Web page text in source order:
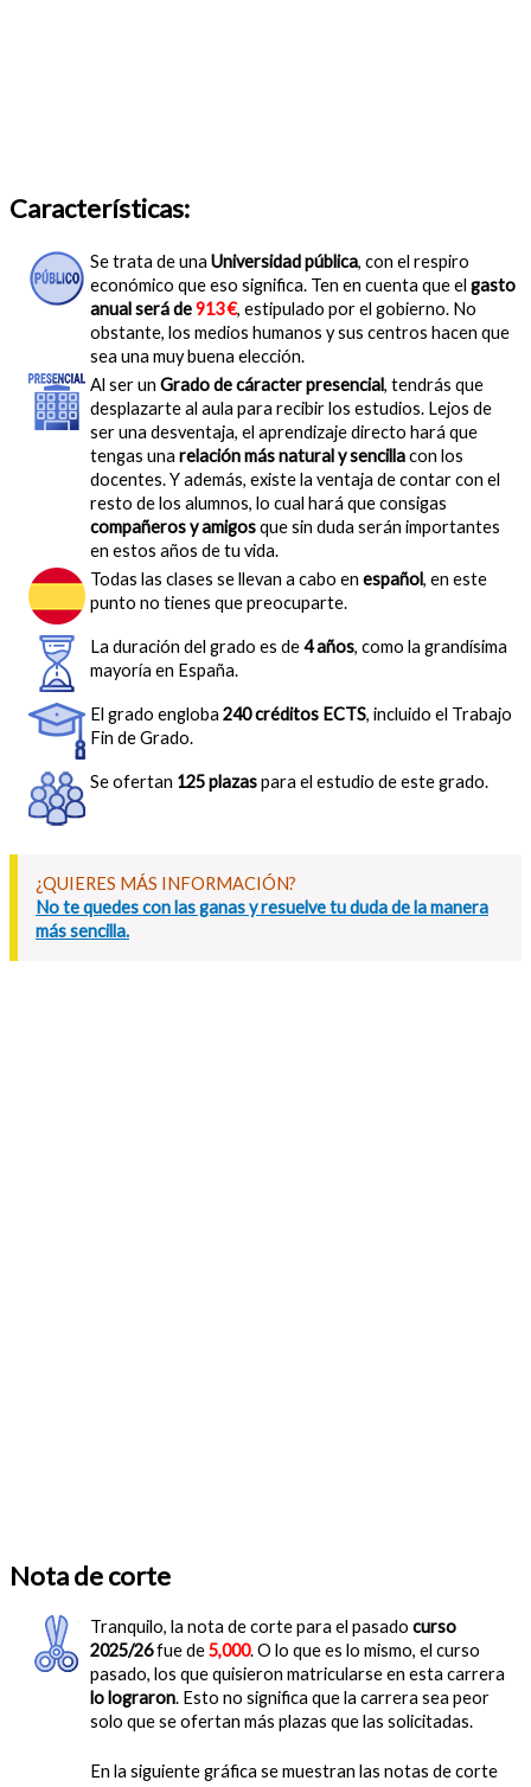
Características:
Se trata de una Universidad pública, con el respiro
económico que eso significa. Ten en cuenta que el gasto
anual será de913 €, estipulado por el gobierno. No
obstante, los medios humanos y sus centros hacen que
sea una muy buena elección.
Al ser un Grado de cáracter presencial, tendrás que
desplazarte al aula para recibir los estudios. Lejos de
ser una desventaja, el aprendizaje directo hará que
tengas una relación más natural y sencillacon los
docentes. Y además, existe la ventaja de contar con el
resto de los alumnos, lo cual hará que consigas
compañeros y amigosque sin duda serán importantes
en estos años de tu vida.
Todas las clases se llevan a cabo en español, en este
punto no tienes que preocuparte.
La duración del grado es de4 años, como la grandísima
mayoría en España.
El grado engloba 240 créditos ECTS, incluido el Trabajo
Fin de Grado.
Se ofertan 125 plazaspara el estudio de este grado.
¿QUIERES MÁS INFORMACIÓN?
No te quedes con las ganas y resuelve tu duda de la manera
más sencilla.
Nota de corte
Tranquilo, la nota de corte para el pasado curso
2025/26fue de5,000. O lo que es lo mismo, el curso
pasado, los que quisieron matricularse en esta carrera
lo lograron. Esto no significa que la carrera sea peor
solo que se ofertan más plazas que las solicitadas.
En la siguiente gráfica se muestran las notas de corte